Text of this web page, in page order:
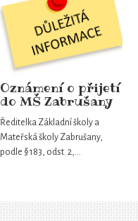
Oznámení o přijetí
do MŠ Zabrušany
Ředitelka Základní školy a
Mateřská školy Zabrušany,
podle § 183, odst. 2,…